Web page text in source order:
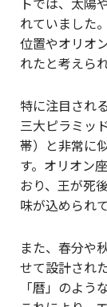
れていました
位置やオリオ
れたと考えら
特に注目され
三大ピラミッ
帯）と非常に
す。オリオン
おり、王が死
味が込められ
また、春分や
せて設計され
「暦」のよう